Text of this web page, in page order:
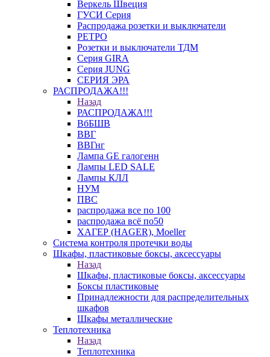
Веркель Швеция
ГУСИ Серия
Распродажа розетки и выключатели
РЕТРО
Розетки и выключатели ТДМ
Серия GIRA
Серия JUNG
СЕРИЯ ЭРА
РАСПРОДАЖА!!!
Назад
РАСПРОДАЖА!!!
ВбБШВ
ВВГ
ВВГнг
Лампа GE галогенн
Лампы LED SALE
Лампы КЛЛ
НУМ
ПВС
распродажа все по 100
распродажа всё по50
ХАГЕР (HAGER), Moeller
Система контроля протечки воды
Шкафы, пластиковые боксы, аксессуары
Назад
Шкафы, пластиковые боксы, аксессуары
Боксы пластиковые
Принадлежности для распределительных
шкафов
Шкафы металлические
Теплотехника
Назад
Теплотехника